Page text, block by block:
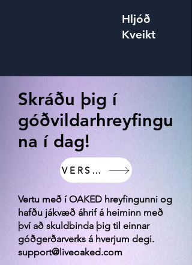
Hljóð
Kveikt
Skráðu þig í
góðvildarhreyfingu
na í dag!
VERSLUN
Vertu með í OAKED hreyfingunni og
hafðu jákvæð áhrif á heiminn með
því að skuldbinda þig til einnar
góðgerðarverks á hverjum degi.
support@liveoaked.com